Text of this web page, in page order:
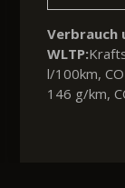
Verbrauch
WLTP:
l/100km, CO
106 g/km,